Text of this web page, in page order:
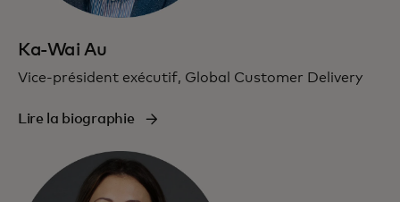
Ka-Wai Au
Vice-président exécutif, Global Customer Delivery
Lire la biographie